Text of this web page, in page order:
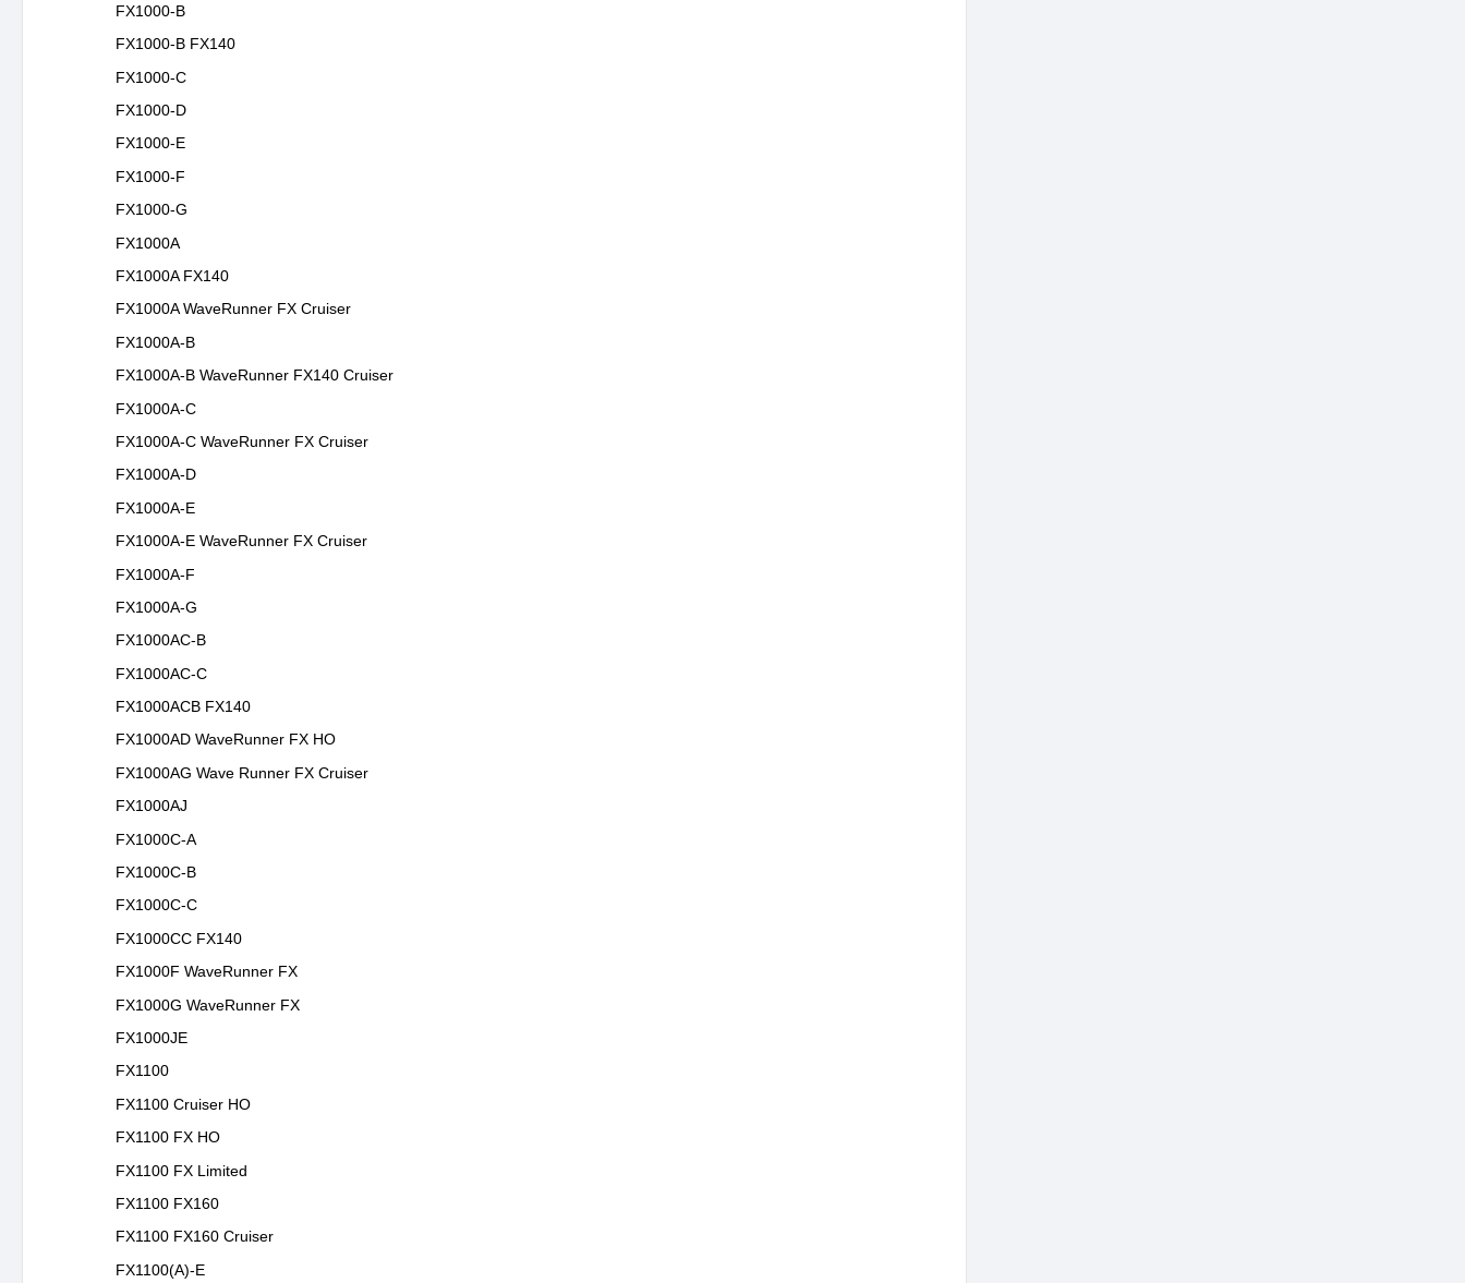
FX1000-B
FX1000-B FX140
FX1000-C
FX1000-D
FX1000-E
FX1000-F
FX1000-G
FX1000A
FX1000A FX140
FX1000A WaveRunner FX Cruiser
FX1000A-B
FX1000A-B WaveRunner FX140 Cruiser
FX1000A-C
FX1000A-C WaveRunner FX Cruiser
FX1000A-D
FX1000A-E
FX1000A-E WaveRunner FX Cruiser
FX1000A-F
FX1000A-G
FX1000AC-B
FX1000AC-C
FX1000ACB FX140
FX1000AD WaveRunner FX HO
FX1000AG Wave Runner FX Cruiser
FX1000AJ
FX1000C-A
FX1000C-B
FX1000C-C
FX1000CC FX140
FX1000F WaveRunner FX
FX1000G WaveRunner FX
FX1000JE
FX1100
FX1100 Cruiser HO
FX1100 FX HO
FX1100 FX Limited
FX1100 FX160
FX1100 FX160 Cruiser
FX1100(A)-E